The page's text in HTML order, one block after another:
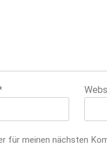
für meinen nächsten